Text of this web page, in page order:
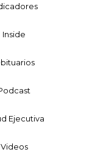
Inside
Ejecutiva
Videos